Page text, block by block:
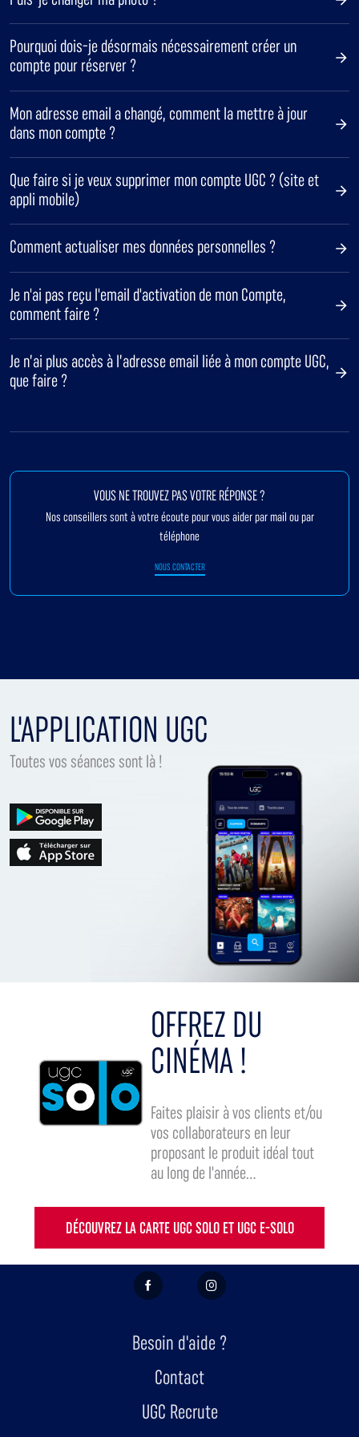
Pourquoi dois-je désormais nécessairement créer un
compte pour réserver ?
Mon adresse email a changé, comment la mettre à jour
dans mon compte ?
Que faire si je veux supprimer mon compte UGC ? (site et
appli mobile)
Comment actualiser mes données personnelles ?
Je n'ai pas reçu l'email d'activation de mon Compte,
comment faire ?
Je n’ai plus accès à l’adresse email liée à mon compte UGC,
que faire ?
VOUS NE TROUVEZ PAS VOTRE RÉPONSE ?
Nos conseillers sont à votre écoute pour vous aider par mail ou par
téléphone
NOUS CONTACTER
L'APPLICATION UGC
Toutes vos séances sont là !
OFFREZ DU
CINÉMA !
Faites plaisir à vos clients et/ou
vos collaborateurs en leur
proposant le produit idéal tout
au long de l'année...
DÉCOUVREZ LA CARTE UGC SOLO ET UGC E-SOLO
FACEBOOK INSTAGRAM
Besoin d'aide ?
Contact
UGC Recrute